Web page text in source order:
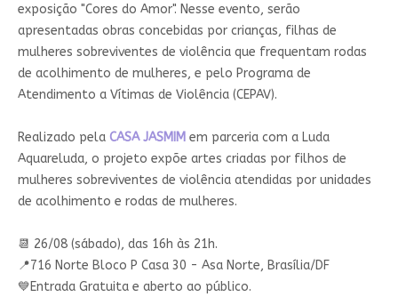
exposição "Cores do Amor". Nesse evento, serão
apresentadas obras concebidas por crianças, filhas de
mulheres sobreviventes de violência que frequentam rodas
de acolhimento de mulheres, e pelo Programa de
Atendimento a Vítimas de Violência (CEPAV).
Realizado pela CASA JASMIM em parceria com a Luda
Aquareluda, o projeto expõe artes criadas por filhos de
mulheres sobreviventes de violência atendidas por unidades
de acolhimento e rodas de mulheres.
📆 26/08 (sábado), das 16h às 21h.
📍716 Norte Bloco P Casa 30 - Asa Norte, Brasília/DF
💙Entrada Gratuita e aberto ao público.